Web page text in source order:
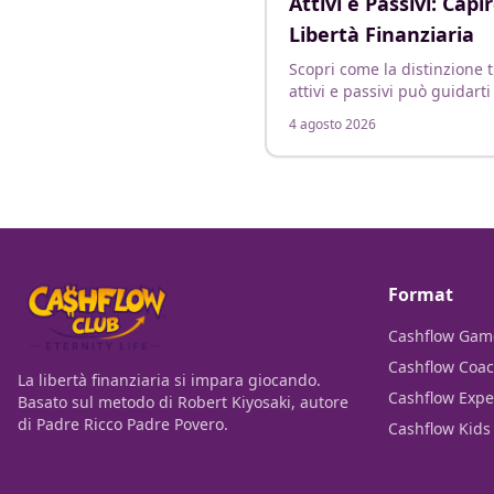
Libertà Finanziaria
Scopri come la distinzione
attivi e passivi può guidarti
principi di Robert Kiyosaki.
4 agosto 2026
La libertà finanziaria si impara giocando.
Basato sul metodo di Robert Kiyosaki, autore
di Padre Ricco Padre Povero.
Format
Cashflow
Cashflow
Cashflow
Cashflow Kids